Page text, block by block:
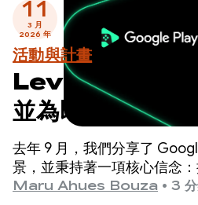
11
3 月
2026 年
活動與計畫
Level Up：測
並為即將到來的
好準備
去年 9 月，我們分享了
景，並秉持著一項核心信念
驗，是推動遊戲成功的最佳
Maru Ahues Bouza • 3